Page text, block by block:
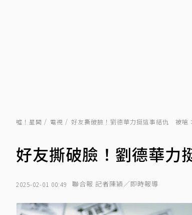
噓！星聞 電視 好友撕破臉！劉德華力挺這事結仇 被嗆
好友撕破臉！劉德華
2025-02-01 00:49 聯合報 記者陳穎／即時報導